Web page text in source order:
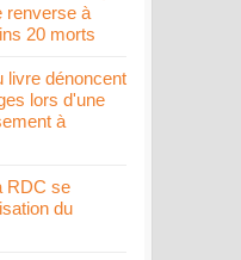
renverse à
20 morts
livre dénoncent
lors d'une
à
RDC se
du